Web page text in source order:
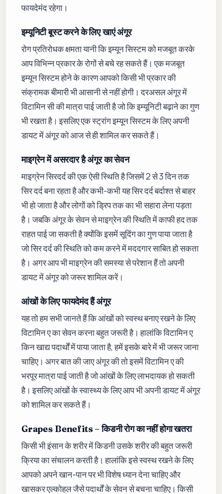
फायदेमंद रहेगा।
इम्यूनिटी बूस्ट करने के लिए खाएं अंगूर
रोग प्रतिरोधक क्षमता यानी कि इम्यून सिस्टम को मजबूत करके
आप विभिन्न प्रकार के रोगों से बचे रह सकते हैं। एक मजबूत
इम्यून सिस्टम होने के कारण आपको किसी भी प्रकार की
संक्रामक बीमारी भी आसानी से नहीं होगी। दरअसल अंगूर में
विटामिन सी की मात्रा पाई जाती है जो कि इम्यूनिटी बढ़ाने का गुण
भी रखता है। इसलिए एक स्ट्रांग इम्यून सिस्टम के लिए अपनी
डायट में अंगूर को आज से ही शामिल कर सकते हैं।
​माइग्रेन में असरदार है अंगूर का सेवन
माइग्रेन सिरदर्द की एक ऐसी स्थिति है जिसमें 2 से 3 दिन तक
सिर दर्द बना रहता है और कभी-कभी यह सिर दर्द बर्दाश्त से बाहर
भी हो जाता है और लोगों को ड्रिप तक का भी सहारा लेना पड़ता
है। जबकि अंगूर के सेवन से माइग्रेन की स्थिति में काफी हद तक
राहत पाई जा सकती है क्योंकि इसमें सूदिंग का गुण पाया जाता है
जो सिर दर्द की स्थिति को कम करने में मददगार साबित हो सकता
है। अगर आप भी माइग्रेन की समस्या से परेशान हैं तो अपनी
डायट में अंगूर को जरूर शामिल करें।
आंखों के लिए फायदेमंद हैं अंगूर
यह तो हम सभी जानते हैं कि आंखों को स्वस्थ बनाए रखने के लिए
विटामिन ए का सेवन करना बहुत जरूरी है। हालांकि विटामिन ए
किन खाद्य पदार्थों में पाया जाता है, हमें इसके बारे में भी जरूर जाना
चाहिए। अगर बात की जाए अंगूर की तो इसमें विटामिन ए की
भरपूर मात्रा पाई जाती है जो आंखों के लिए लाभदायक हो सकती
है। इसलिए आंखों के स्वास्थ्य के लिए आप भी अपनी डायट में अंगूर
को शामिल कर सकते हैं।
Grapes Benefits– किडनी रोग का नहीं होगा खतरा
किसी भी इंसान के शरीर में किडनी उसके शरीर की बहुत जरूरी
क्रिया का संचालन करती है। हालांकि इसे स्वस्थ रखने के लिए
आपको अपने खान-पान पर भी विशेष ध्यान देना चाहिए और
खासकर एल्कोहल जैसे पदार्थों के सेवन से बचना चाहिए। किसी